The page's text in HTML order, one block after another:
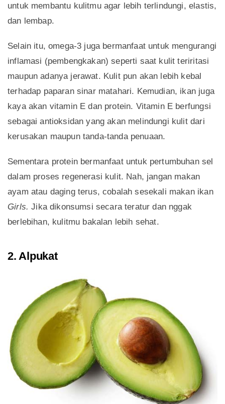
untuk membantu kulitmu agar lebih terlindungi, elastis,
dan lembap.
Selain itu, omega-3 juga bermanfaat untuk mengurangi
inflamasi (pembengkakan) seperti saat kulit teriritasi
maupun adanya jerawat. Kulit pun akan lebih kebal
terhadap paparan sinar matahari. Kemudian, ikan juga
kaya akan vitamin E dan protein. Vitamin E berfungsi
sebagai antioksidan yang akan melindungi kulit dari
kerusakan maupun tanda-tanda penuaan.
Sementara protein bermanfaat untuk pertumbuhan sel
dalam proses regenerasi kulit. Nah, jangan makan
ayam atau daging terus, cobalah sesekali makan ikan
Girls.Jika dikonsumsi secara teratur dan nggak
berlebihan, kulitmu bakalan lebih sehat.
2. Alpukat